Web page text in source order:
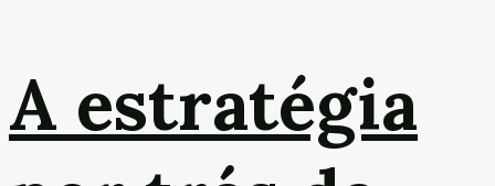
A estratégia